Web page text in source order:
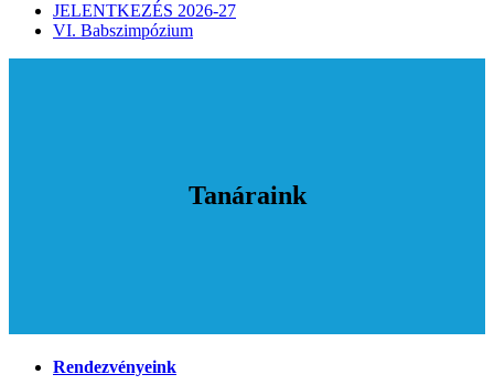
JELENTKEZÉS 2026-27
VI. Babszimpózium
Tanáraink
Rendezvényeink